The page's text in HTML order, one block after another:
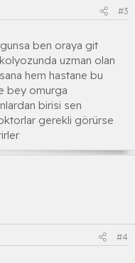
#3
ben oraya git
uzman olan
hem hastane bu
bey omurga
birisi sen
gerekli görürse
#4